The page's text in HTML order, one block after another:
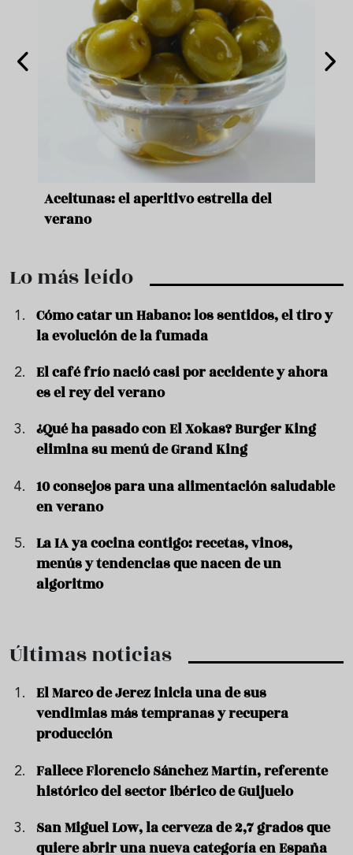
Aceitunas: el aperitivo estrella del
verano
Lo más leído
Cómo catar un Habano: los sentidos, el tiro y
la evolución de la fumada
El café frío nació casi por accidente y ahora
es el rey del verano
¿Qué ha pasado con El Xokas? Burger King
elimina su menú de Grand King
10 consejos para una alimentación saludable
en verano
La IA ya cocina contigo: recetas, vinos,
menús y tendencias que nacen de un
algoritmo
Últimas noticias
El Marco de Jerez inicia una de sus
vendimias más tempranas y recupera
producción
Fallece Florencio Sánchez Martín, referente
histórico del sector ibérico de Guijuelo
San Miguel Low, la cerveza de 2,7 grados que
quiere abrir una nueva categoría en España